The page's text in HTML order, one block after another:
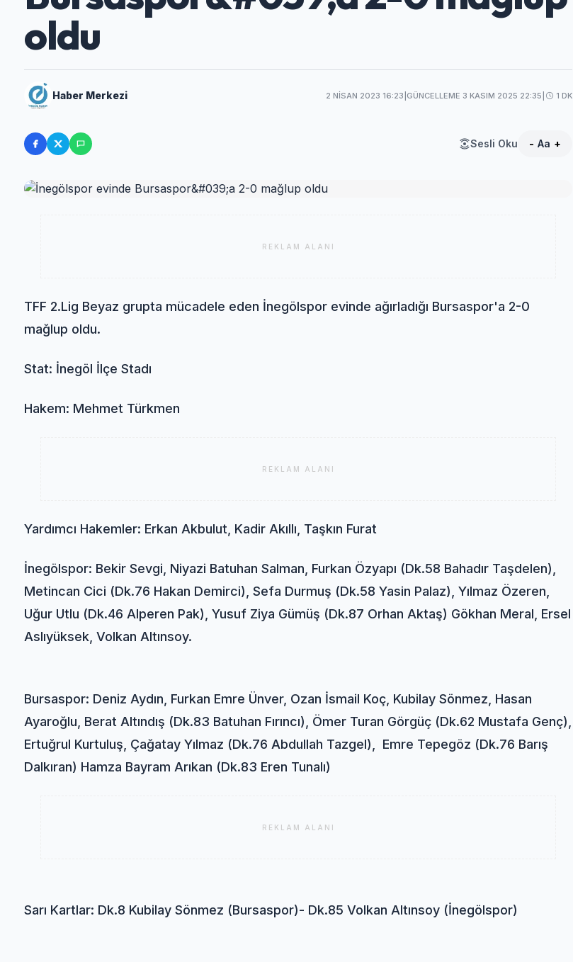
oldu
Haber Merkezi 2 NISAN 2023 16:23 GÜNCELLEME 3 KASIM 2025 22:35 1 DK
Sesli Oku - Aa +
REKLAM ALANI
TFF 2.Lig Beyaz grupta mücadele eden İnegölspor evinde ağırladığı Bursaspor'a 2-0
mağlup oldu.
Stat: İnegöl İlçe Stadı
Hakem: Mehmet Türkmen
REKLAM ALANI
Yardımcı Hakemler: Erkan Akbulut, Kadir Akıllı, Taşkın Furat
İnegölspor: Bekir Sevgi, Niyazi Batuhan Salman, Furkan Özyapı (Dk.58 Bahadır Taşdelen),
Metincan Cici (Dk.76 Hakan Demirci), Sefa Durmuş (Dk.58 Yasin Palaz), Yılmaz Özeren,
Uğur Utlu (Dk.46 Alperen Pak), Yusuf Ziya Gümüş (Dk.87 Orhan Aktaş) Gökhan Meral, Ersel
Aslıyüksek, Volkan Altınsoy.
Bursaspor: Deniz Aydın, Furkan Emre Ünver, Ozan İsmail Koç, Kubilay Sönmez, Hasan
Ayaroğlu, Berat Altındış (Dk.83 Batuhan Fırıncı), Ömer Turan Görgüç (Dk.62 Mustafa Genç),
Ertuğrul Kurtuluş, Çağatay Yılmaz (Dk.76 Abdullah Tazgel), Emre Tepegöz (Dk.76 Barış
Dalkıran) Hamza Bayram Arıkan (Dk.83 Eren Tunalı)
REKLAM ALANI
Sarı Kartlar: Dk.8 Kubilay Sönmez (Bursaspor)- Dk.85 Volkan Altınsoy (İnegölspor)